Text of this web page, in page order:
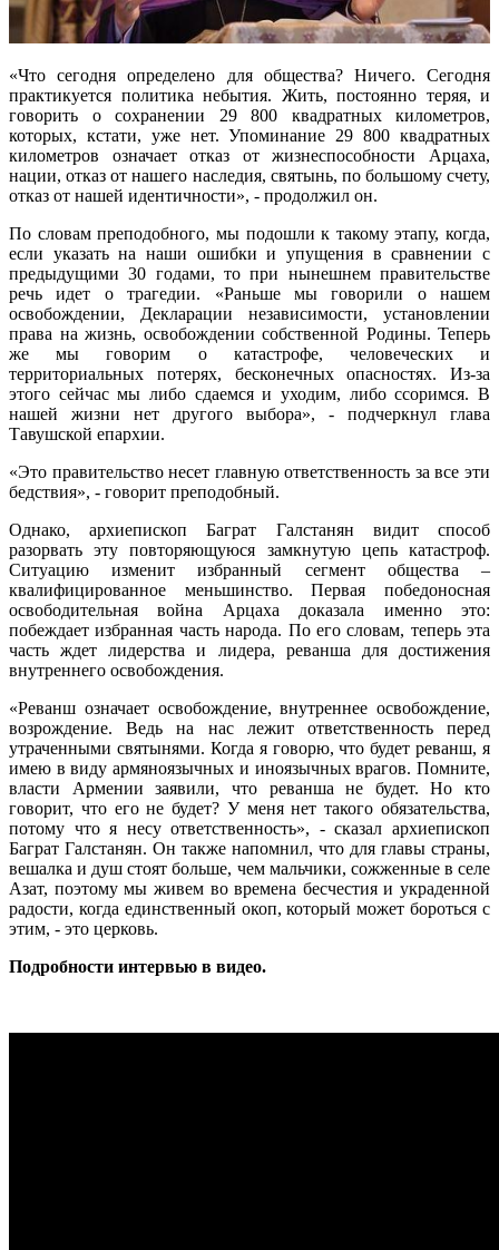
«Что сегодня определено для общества? Ничего. Сегодня
практикуется политика небытия. Жить, постоянно теряя, и
говорить о сохранении 29 800 квадратных километров,
которых, кстати, уже нет. Упоминание 29 800 квадратных
километров означает отказ от жизнеспособности Арцаха,
нации, отказ от нашего наследия, святынь, по большому счету,
отказ от нашей идентичности», - продолжил он.
По словам преподобного, мы подошли к такому этапу, когда,
если указать на наши ошибки и упущения в сравнении с
предыдущими 30 годами, то при нынешнем правительстве
речь идет о трагедии. «Раньше мы говорили о нашем
освобождении, Декларации независимости, установлении
права на жизнь, освобождении собственной Родины. Теперь
же мы говорим о катастрофе, человеческих и
территориальных потерях, бесконечных опасностях. Из-за
этого сейчас мы либо сдаемся и уходим, либо ссоримся. В
нашей жизни нет другого выбора», - подчеркнул глава
Тавушской епархии.
«Это правительство несет главную ответственность за все эти
бедствия», - говорит преподобный.
Однако, архиепископ Баграт Галстанян видит способ
разорвать эту повторяющуюся замкнутую цепь катастроф.
Ситуацию изменит избранный сегмент общества –
квалифицированное меньшинство. Первая победоносная
освободительная война Арцаха доказала именно это:
побеждает избранная часть народа. По его словам, теперь эта
часть ждет лидерства и лидера, реванша для достижения
внутреннего освобождения.
«Реванш означает освобождение, внутреннее освобождение,
возрождение. Ведь на нас лежит ответственность перед
утраченными святынями. Когда я говорю, что будет реванш, я
имею в виду армяноязычных и иноязычных врагов. Помните,
власти Армении заявили, что реванша не будет. Но кто
говорит, что его не будет? У меня нет такого обязательства,
потому что я несу ответственность», - сказал архиепископ
Баграт Галстанян. Он также напомнил, что для главы страны,
вешалка и душ стоят больше, чем мальчики, сожженные в селе
Азат, поэтому мы живем во времена бесчестия и украденной
радости, когда единственный окоп, который может бороться с
этим, - это церковь.
Подробности интервью в видео.